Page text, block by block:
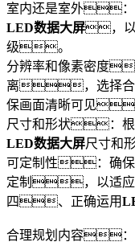
室内还是室外：
LED数据大屏，以
级。
分辨率和像素密度
离，选择合
保画面清晰可见
尺寸和形状：根
LED数据大屏尺寸和
可定制性：确保
定制，以适应
四、正确运用
合理规划内容：